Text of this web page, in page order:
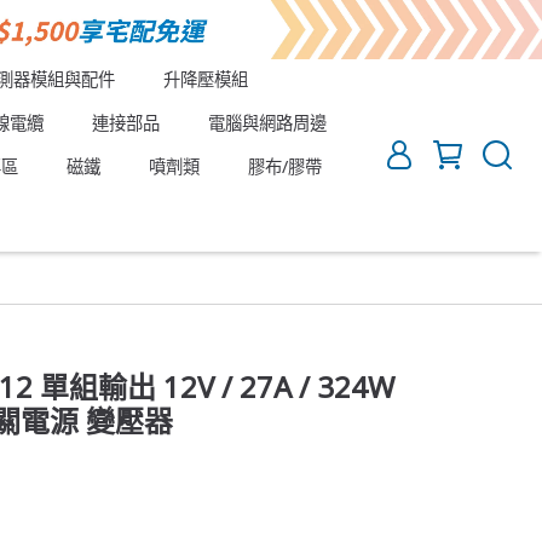
器模組與配件
升降壓模組
電纜
連接部品
電腦與網路周邊
磁鐵 噴劑類 膠布/膠帶
單組輸出 12V / 27A / 324W
電源 變壓器